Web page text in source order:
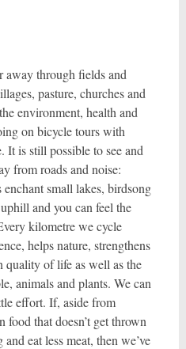
away through fields and
pasture, churches and
environment, health and
on bicycle tours with
It is still possible to see and
from roads and noise:
small lakes, birdsong
and you can feel the
kilometre we cycle
helps nature, strengthens
quality of life as well as the
animals and plants. We can
effort. If, aside from
that doesn’t get thrown
eat less meat, then we’ve